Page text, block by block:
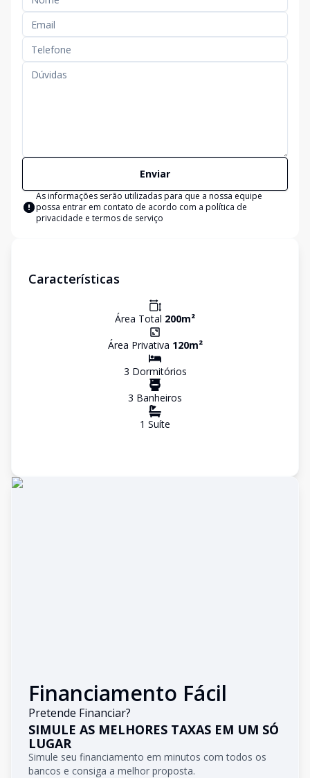
Enviar
As informações serão utilizadas para que a nossa equipe
possa entrar em contato de acordo com a política de
privacidade e termos de serviço
Características
Área Total 200m²
Área Privativa 120m²
3 Dormitórios
3 Banheiros
1 Suíte
Financiamento Fácil
Pretende Financiar?
SIMULE AS MELHORES TAXAS EM UM SÓ
LUGAR
Simule seu financiamento em minutos com todos os
bancos e consiga a melhor proposta.